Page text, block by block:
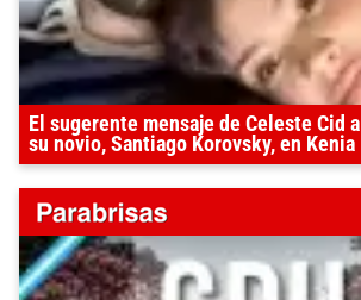
El sugerente mensaje de Celeste Cid
su novio, Santiago Korovsky, en Kenia